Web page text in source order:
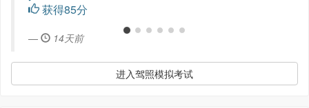
获得85分
1个月前
进入驾照模拟考试